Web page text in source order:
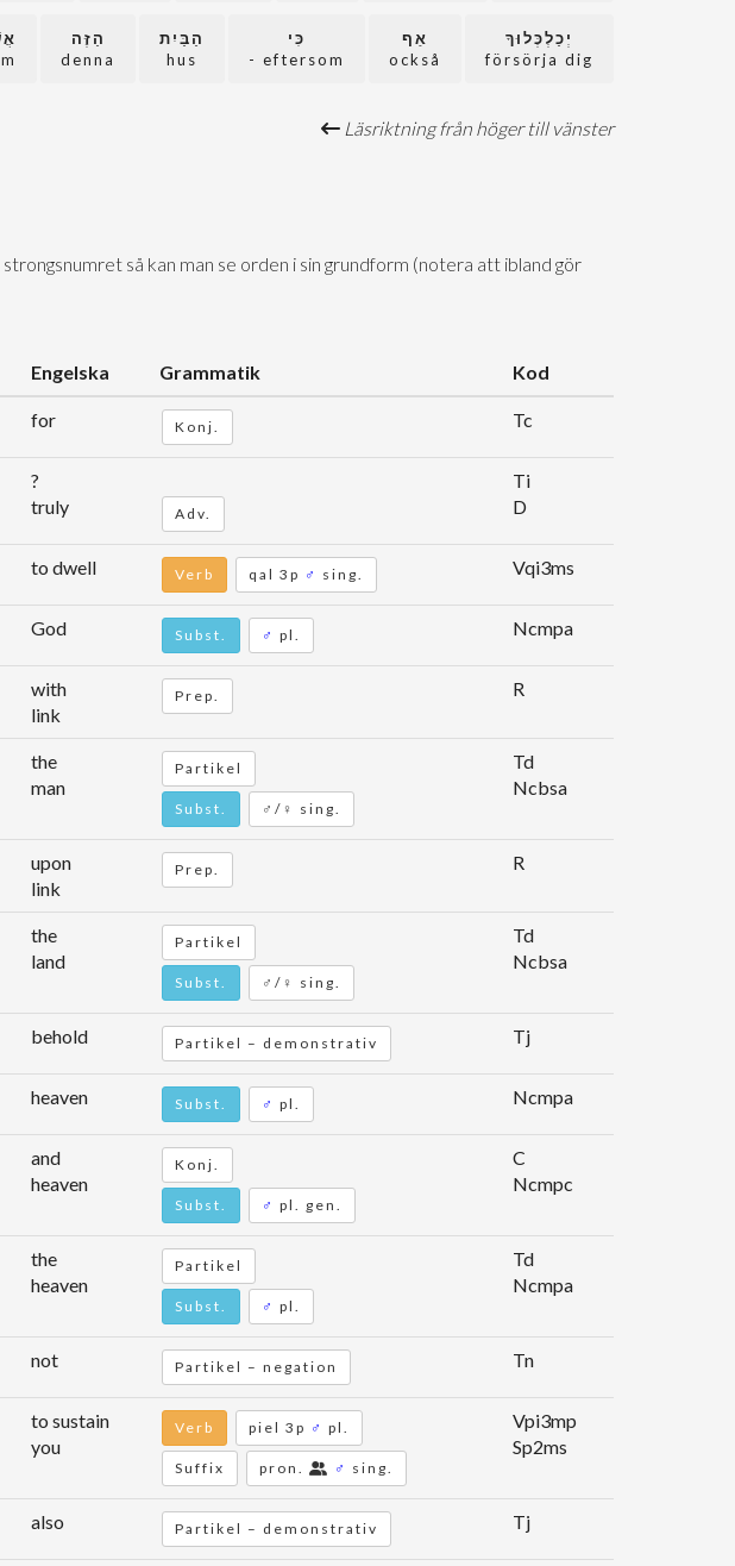
יְכַלְכְּלוּךָ
försörja dig
אַף
också
כִּי
eftersom -
הַבַּיִת
hus
הַזֶּה
denna
Läsriktning från höger till vänster
så kan man se orden i sin grundform (notera att ibland gör
Engelska Grammatik Kod
for Konj. Tc
?
truly
Adv.
Ti
D
to dwell Verb qal 3p ♂ sing. Vqi3ms
God Subst. ♂ pl. Ncmpa
with
link
Prep. R
the
man
Partikel
Subst. ♂/♀ sing.
Td
Ncbsa
upon
link
Prep. R
the
land
Partikel
Subst. ♂/♀ sing.
Td
Ncbsa
behold Partikel – demonstrativ Tj
heaven Subst. ♂ pl. Ncmpa
and
heaven
Konj.
Subst. ♂ pl. gen.
C
Ncmpc
the
heaven
Partikel
Subst. ♂ pl.
Td
Ncmpa
not Partikel – negation Tn
to sustain
you
Verb piel 3p ♂ pl.
Suffix pron. ♂ sing.
Vpi3mp
Sp2ms
also Partikel – demonstrativ Tj